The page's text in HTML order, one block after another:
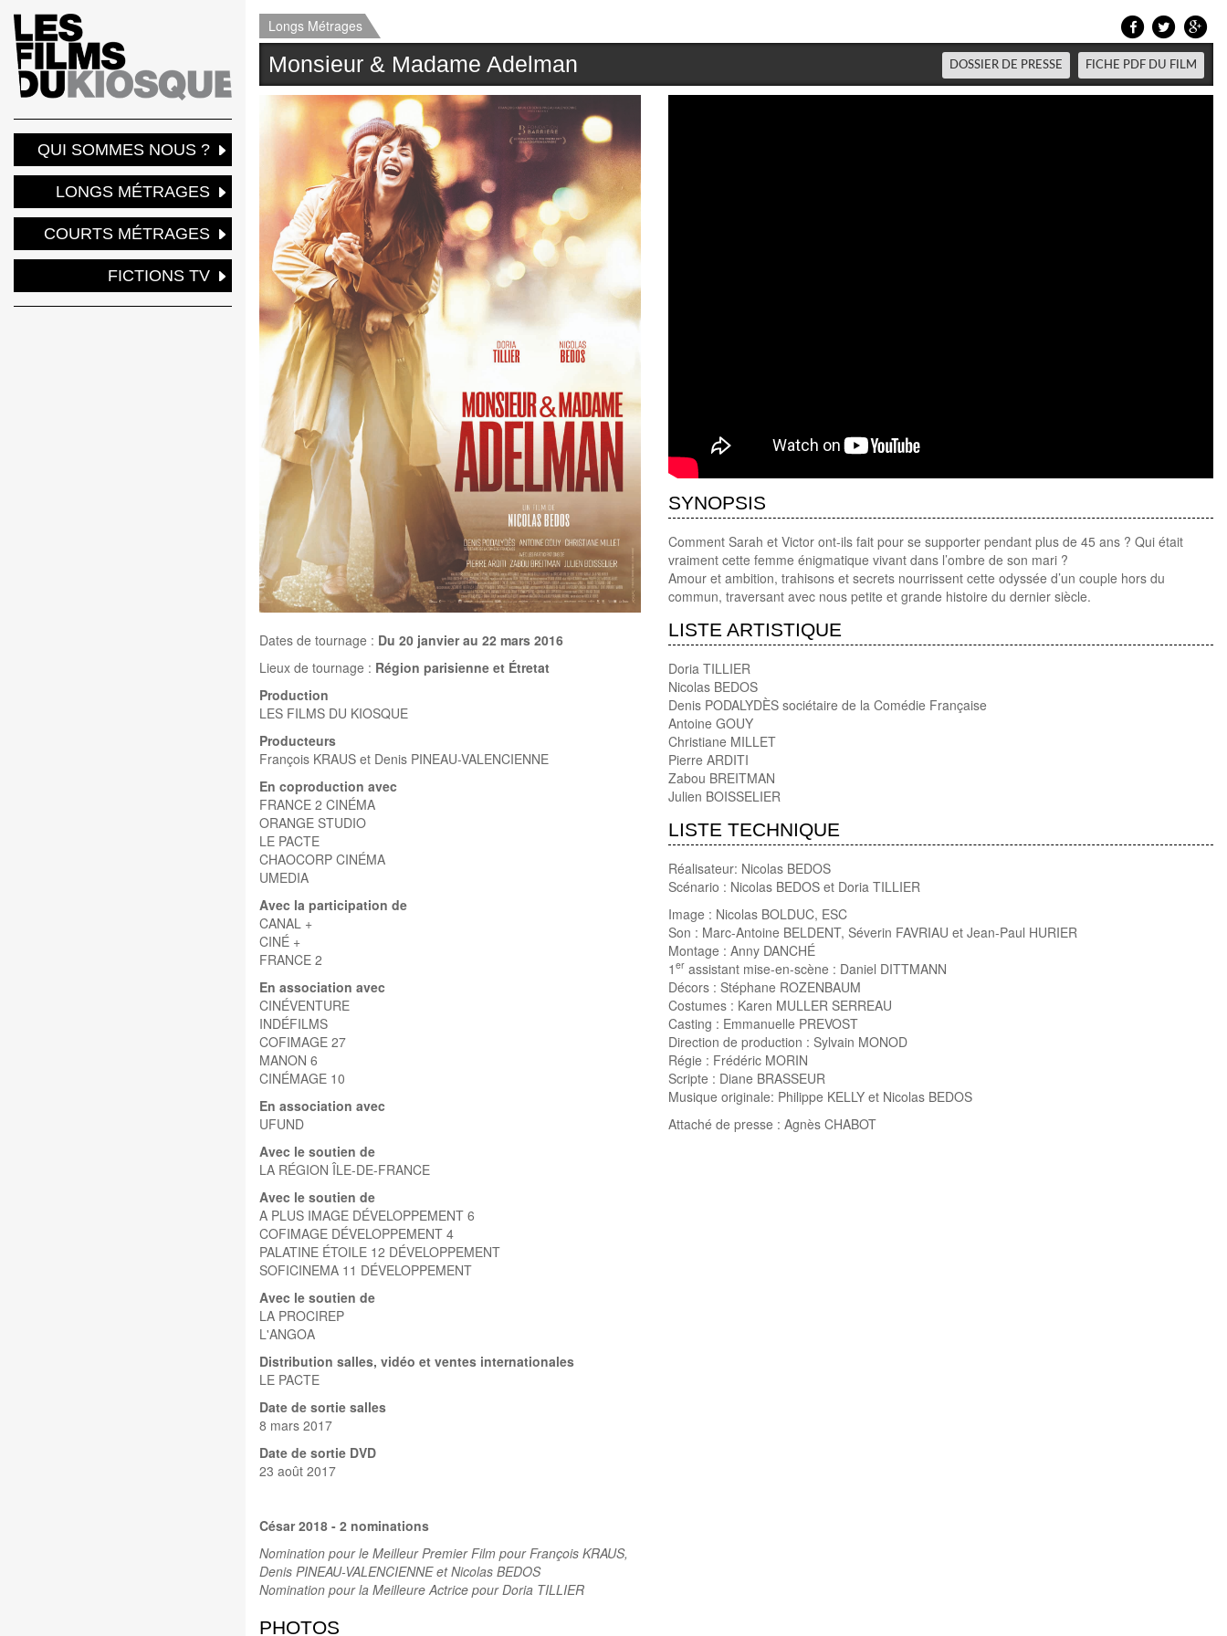
QUI SOMMES NOUS ?
LONGS MÉTRAGES
COURTS MÉTRAGES
FICTIONS TV
Longs Métrages
Monsieur & Madame Adelman DOSSIER DE PRESSE FICHE PDF DU FILM
Dates de tournage : Du 20 janvier au 22 mars 2016
Lieux de tournage : Région parisienne et Étretat
Production
LES FILMS DU KIOSQUE
Producteurs
François KRAUS et Denis PINEAU-VALENCIENNE
En coproduction avec
FRANCE 2 CINÉMA
ORANGE STUDIO
LE PACTE
CHAOCORP CINÉMA
UMEDIA
Avec la participation de
CANAL +
CINÉ +
FRANCE 2
En association avec
CINÉVENTURE
INDÉFILMS
COFIMAGE 27
MANON 6
CINÉMAGE 10
En association avec
UFUND
Avec le soutien de
LA RÉGION ÎLE-DE-FRANCE
Avec le soutien de
A PLUS IMAGE DÉVELOPPEMENT 6
COFIMAGE DÉVELOPPEMENT 4
PALATINE ÉTOILE 12 DÉVELOPPEMENT
SOFICINEMA 11 DÉVELOPPEMENT
Avec le soutien de
LA PROCIREP
L'ANGOA
Distribution salles, vidéo et ventes internationales
LE PACTE
Date de sortie salles
8 mars 2017
Date de sortie DVD
23 août 2017
César 2018 - 2 nominations
Nomination pour le Meilleur Premier Film pour François KRAUS,
Denis PINEAU-VALENCIENNE et Nicolas BEDOS
Nomination pour la Meilleure Actrice pour Doria TILLIER
SYNOPSIS
Comment Sarah et Victor ont-ils fait pour se supporter pendant plus de 45 ans ? Qui était
vraiment cette femme énigmatique vivant dans l’ombre de son mari ?
Amour et ambition, trahisons et secrets nourrissent cette odyssée d’un couple hors du
commun, traversant avec nous petite et grande histoire du dernier siècle.
LISTE ARTISTIQUE
Doria TILLIER
Nicolas BEDOS
Denis PODALYDÈS sociétaire de la Comédie Française
Antoine GOUY
Christiane MILLET
Pierre ARDITI
Zabou BREITMAN
Julien BOISSELIER
LISTE TECHNIQUE
Réalisateur: Nicolas BEDOS
Scénario : Nicolas BEDOS et Doria TILLIER
Image : Nicolas BOLDUC, ESC
Son : Marc-Antoine BELDENT, Séverin FAVRIAU et Jean-Paul HURIER
Montage : Anny DANCHÉ
1 erassistant mise-en-scène : Daniel DITTMANN
Décors : Stéphane ROZENBAUM
Costumes : Karen MULLER SERREAU
Casting : Emmanuelle PREVOST
Direction de production : Sylvain MONOD
Régie : Frédéric MORIN
Scripte : Diane BRASSEUR
Musique originale: Philippe KELLY et Nicolas BEDOS
Attaché de presse : Agnès CHABOT
PHOTOS